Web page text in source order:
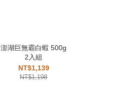
澎湖巨無霸白蝦 500g
2入組
NT$1,139
NT$1,198